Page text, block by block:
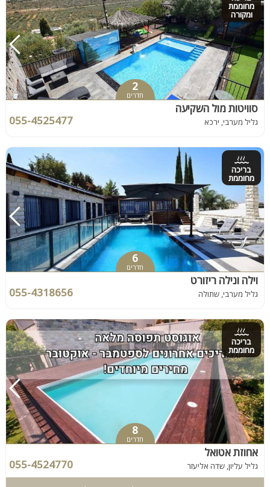
מחוממת
ומקורה
2
חדרים
סוויטות מול השקיעה
גליל מערבי, ירכא 055-4525477
בריכה
מחוממת
6
חדרים
וילה ונילה ריזורט
גליל מערבי, שתולה 055-4318656
בריכה
מחוממת
8
חדרים
אחוזת אטואל
גליל עליון, שדה אליעזר 055-4524770